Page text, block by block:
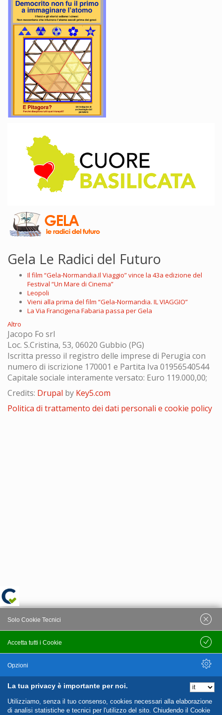
Gela Le Radici del Futuro
Il film “Gela-Normandia.Il Viaggio” vince la 43a edizione del
Festival “Un Mare di Cinema”
Leopoli
Vieni alla prima del film “Gela-Normandia. IL VIAGGIO”
La Via Francigena Fabaria passa per Gela
Altro
Jacopo Fo srl
Loc. S.Cristina, 53, 06020 Gubbio (PG)
Iscritta presso il registro delle imprese di Perugia con
numero di iscrizione 170001 e Partita Iva 01956540544
Capitale sociale interamente versato: Euro 119.000,00;
Credits: Drupal by Key5.com
Politica di trattamento dei dati personali e cookie policy
La tua privacy è importante per noi.
Utilizziamo, senza il tuo consenso, cookies necessari alla elaborazione
di analisi statistiche e tecnici per l'utilizzo del sito. Chiudendo il Cookie
Accetta tutti i Cookie
Solo Cookie Tecnici
Salva
Opzioni
Nascondi Opzioni